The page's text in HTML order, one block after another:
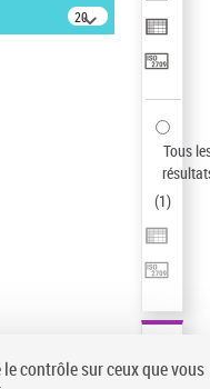
20
résultats/page
Tous
(1)
contrôle sur ceux que vous